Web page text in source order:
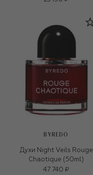
BYREDO
Духи Night Veils Rouge
Chaotique (50ml)
47 740 ₽